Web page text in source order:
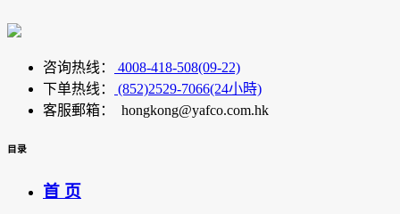
咨询热线：
4008-418-508(09-22)
下单热线：
(852)2529-7066(24小時)
客服郵箱： hongkong@yafco.com.hk
目录
首 页